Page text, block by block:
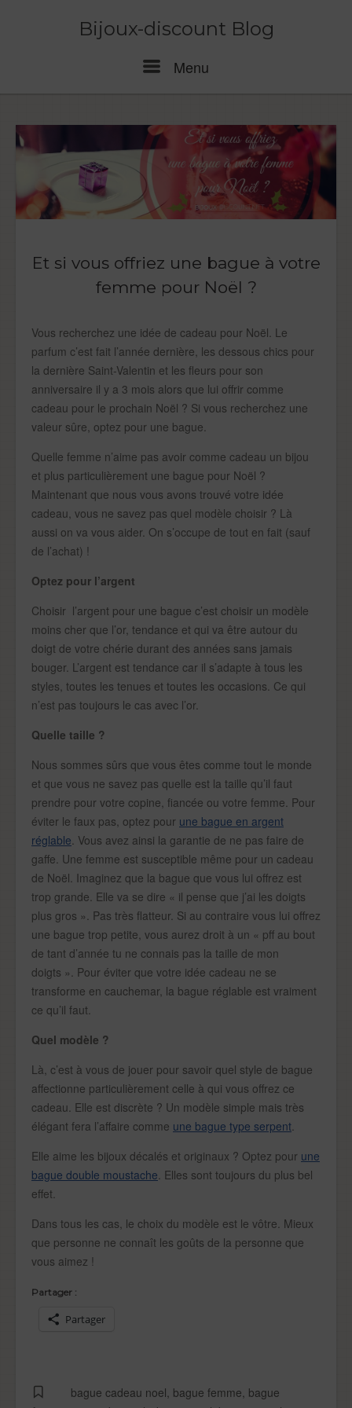
Bijoux-discount Blog
Menu
Et si vous offriez une bague à votre
femme pour Noël ?
Vous recherchez une idée de cadeau pour Noël. Le
parfum c’est fait l’année dernière, les dessous chics pour
la dernière Saint-Valentin et les fleurs pour son
anniversaire il y a 3 mois alors que lui offrir comme
cadeau pour le prochain Noël ? Si vous recherchez une
valeur sûre, optez pour une bague.
Quelle femme n’aime pas avoir comme cadeau un bijou
et plus particulièrement une bague pour Noël ?
Maintenant que nous vous avons trouvé votre idée
cadeau, vous ne savez pas quel modèle choisir ? Là
aussi on va vous aider. On s’occupe de tout en fait (sauf
de l’achat) !
Optez pour l’argent
Choisir l’argent pour une bague c’est choisir un modèle
moins cher que l’or, tendance et qui va être autour du
doigt de votre chérie durant des années sans jamais
bouger. L’argent est tendance car il s’adapte à tous les
styles, toutes les tenues et toutes les occasions. Ce qui
n’est pas toujours le cas avec l’or.
Quelle taille ?
Nous sommes sûrs que vous êtes comme tout le monde
et que vous ne savez pas quelle est la taille qu’il faut
prendre pour votre copine, fiancée ou votre femme. Pour
éviter le faux pas, optez pour une bague en argent
réglable . Vous avez ainsi la garantie de ne pas faire de
gaffe. Une femme est susceptible même pour un cadeau
de Noël. Imaginez que la bague que vous lui offrez est
trop grande. Elle va se dire « il pense que j’ai les doigts
plus gros ». Pas très flatteur. Si au contraire vous lui offrez
une bague trop petite, vous aurez droit à un « pff au bout
de tant d’année tu ne connais pas la taille de mon
doigts ». Pour éviter que votre idée cadeau ne se
transforme en cauchemar, la bague réglable est vraiment
ce qu’il faut.
Quel modèle ?
Là, c’est à vous de jouer pour savoir quel style de bague
affectionne particulièrement celle à qui vous offrez ce
cadeau. Elle est discrète ? Un modèle simple mais très
élégant fera l’affaire comme une bague type serpent
Elle aime les bijoux décalés et originaux ? Optez pour une
bague double moustache . Elles sont toujours du plus bel
effet.
Dans tous les cas, le choix du modèle est le vôtre. Mieux
que personne ne connaît les goûts de la personne que
vous aimez !
Partager :
Partager
bague cadeau noel bague femme bague